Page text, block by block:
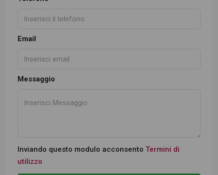
Email
Messaggio
Inviando questo modulo acconsento Termini di
utilizzo